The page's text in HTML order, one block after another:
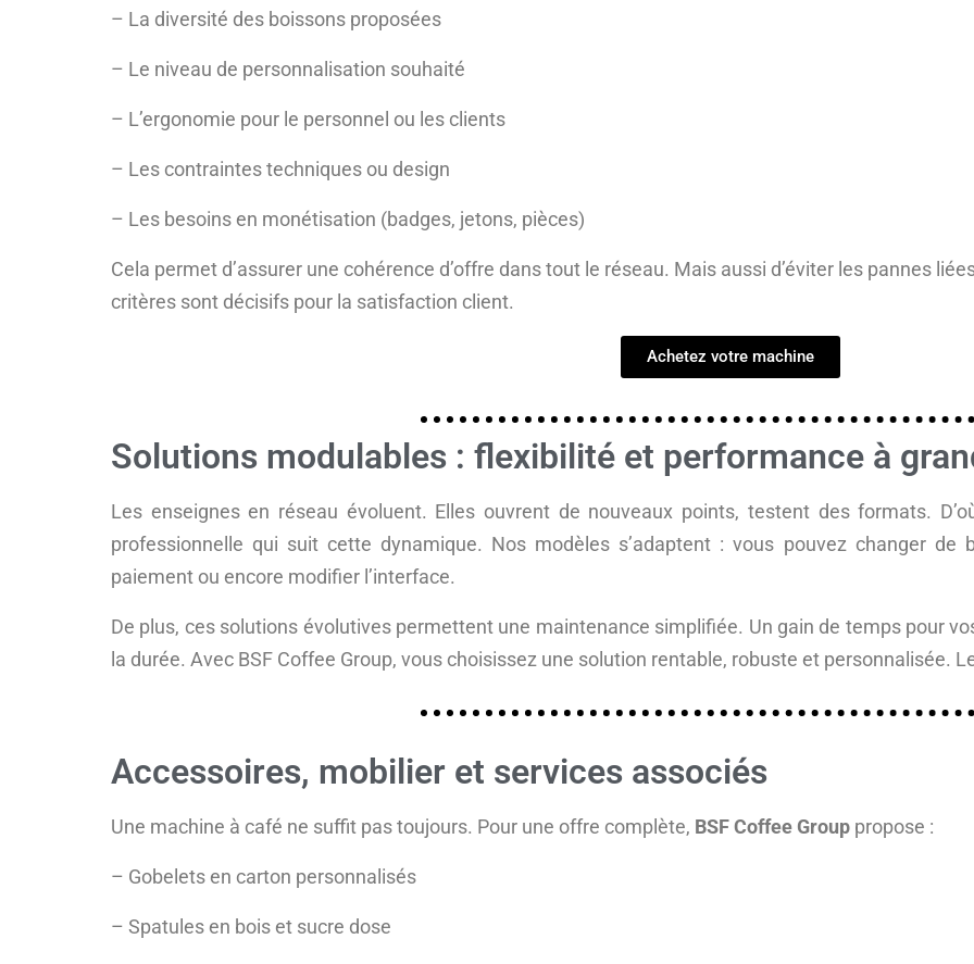
– La diversité des boissons proposées
– Le niveau de personnalisation souhaité
– L’ergonomie pour le personnel ou les clients
– Les contraintes techniques ou design
– Les besoins en monétisation (badges, jetons, pièces)
Cela permet d’assurer une cohérence d’offre dans tout le réseau. Mais aussi d’éviter les pannes
critères sont décisifs pour la satisfaction client.
Achetez votre machine
Solutions modulables : flexibilité et performance à
Les enseignes en réseau évoluent. Elles ouvrent de nouveaux points, testent des formats.
professionnelle qui suit cette dynamique. Nos modèles s’adaptent : vous pouvez changer
paiement ou encore modifier l’interface.
De plus, ces solutions évolutives permettent une maintenance simplifiée. Un gain de temps pour
la durée. Avec BSF Coffee Group, vous choisissez une solution rentable, robuste et personnalisée.
Accessoires, mobilier et services associés
Une machine à café ne suffit pas toujours. Pour une offre complète, BSF Coffee Group propose :
– Gobelets en carton personnalisés
– Spatules en bois et sucre dose